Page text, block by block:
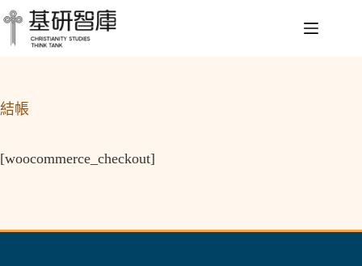
結帳
[woocommerce_checkout]